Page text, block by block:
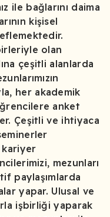
ile bağlarını daima
kişisel
olan
çeşitli alanlarda
her akademik
anket
Çeşitli ve ihtiyaca
kariyer
mezunları
paylaşımlarda
yapar. Ulusal ve
işbirliği yaparak